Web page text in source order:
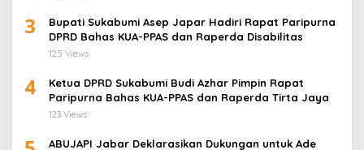
3
Bupati Sukabumi Asep Japar Hadiri Rapat Paripurna
DPRD Bahas KUA-PPAS dan Raperda Disabilitas
125 Views
4
Ketua DPRD Sukabumi Budi Azhar Pimpin Rapat
Paripurna Bahas KUA-PPAS dan Raperda Tirta Jaya
123 Views
ABUJAPI Jabar Deklarasikan Dukungan untuk Ade